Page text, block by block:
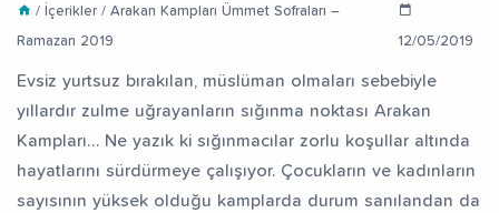
/ İçerikler / Arakan Kampları Ümmet Sofraları –
Ramazan 2019 12/05/2019
Evsiz yurtsuz bırakılan, müslüman olmaları sebebiyle
yıllardır zulme uğrayanların sığınma noktası Arakan
Kampları… Ne yazık ki sığınmacılar zorlu koşullar altında
hayatlarını sürdürmeye çalışıyor. Çocukların ve kadınların
sayısının yüksek olduğu kamplarda durum sanılandan da